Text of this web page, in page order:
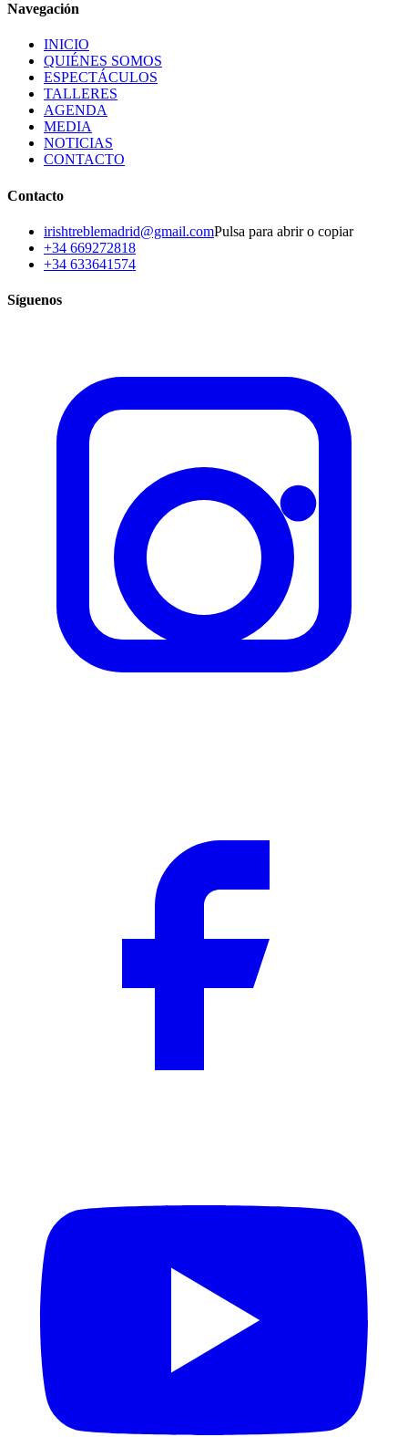
Navegación
INICIO
QUIÉNES SOMOS
ESPECTÁCULOS
TALLERES
AGENDA
MEDIA
NOTICIAS
CONTACTO
Contacto
irishtreblemadrid@gmail.comPulsa para abrir o copiar
+34 669272818
+34 633641574
Síguenos